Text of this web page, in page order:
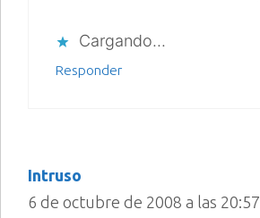
Cargando...
Responder
Intruso
6 de octubre de 2008 a las 20:57